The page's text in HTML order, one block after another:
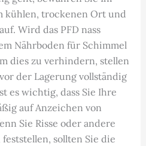
kühlen, trockenen Ort und
Wird das PFD nass
Nährboden für Schimmel
dies zu verhindern, stellen
der Lagerung vollständig
es wichtig, dass Sie Ihre
auf Anzeichen von
Sie Risse oder andere
sollten Sie die